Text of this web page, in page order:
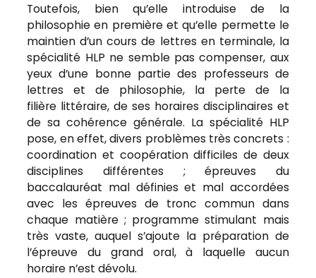
Toutefois, bien qu’elle introduise de la
philosophie en première et qu’elle permette le
maintien d’un cours de lettres en terminale, la
spécialité HLP ne semble pas compenser, aux
yeux d’une bonne partie des professeurs de
lettres et de philosophie, la perte de la
filière littéraire, de ses horaires disciplinaires et
de sa cohérence générale. La spécialité HLP
pose, en effet, divers problèmes très concrets :
coordination et coopération difficiles de deux
disciplines différentes ; épreuves du
baccalauréat mal définies et mal accordées
avec les épreuves de tronc commun dans
chaque matière ; programme stimulant mais
très vaste, auquel s’ajoute la préparation de
l’épreuve du grand oral, à laquelle aucun
horaire n’est dévolu.